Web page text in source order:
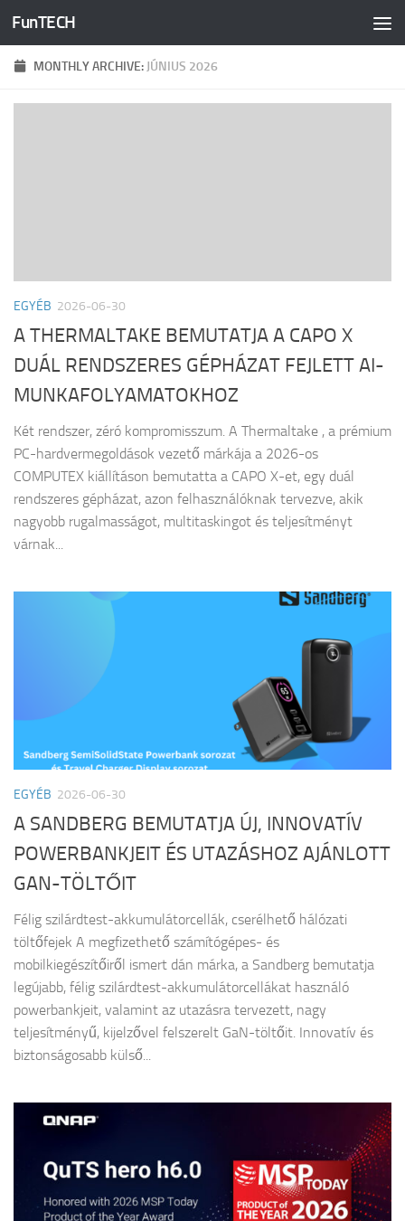
Skip to content
FunTECH
MONTHLY ARCHIVE: JÚNIUS 2026
EGYÉB 2026-06-30
A THERMALTAKE BEMUTATJA A CAPO X
DUÁL RENDSZERES GÉPHÁZAT FEJLETT AI-
MUNKAFOLYAMATOKHOZ
Két rendszer, zéró kompromisszum. A Thermaltake , a prémium
PC-hardvermegoldások vezető márkája a 2026-os
COMPUTEX kiállításon bemutatta a CAPO X-et, egy duál
rendszeres gépházat, azon felhasználóknak tervezve, akik
nagyobb rugalmasságot, multitaskingot és teljesítményt
várnak...
EGYÉB 2026-06-30
A SANDBERG BEMUTATJA ÚJ, INNOVATÍV
POWERBANKJEIT ÉS UTAZÁSHOZ AJÁNLOTT
GAN-TÖLTŐIT
Félig szilárdtest-akkumulátorcellák, cserélhető hálózati
töltőfejek A megfizethető számítógépes- és
mobilkiegészítőiről ismert dán márka, a Sandberg bemutatja
legújabb, félig szilárdtest-akkumulátorcellákat használó
powerbankjeit, valamint az utazásra tervezett, nagy
teljesítményű, kijelzővel felszerelt GaN-töltőit. Innovatív és
biztonságosabb külső...